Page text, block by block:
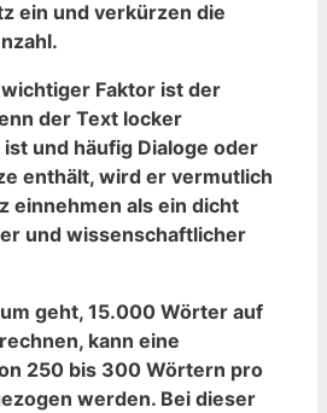
ein und verkürzen die
Faktor ist der
der⁣ Text‌ locker
und häufig Dialoge oder
enthält, wird er vermutlich
⁢einnehmen als ⁤ein dicht
und‍ wissenschaftlicher
geht, 15.000 Wörter auf
kann eine
250 ‌bis 300 ⁢Wörtern pro
​werden. Bei dieser